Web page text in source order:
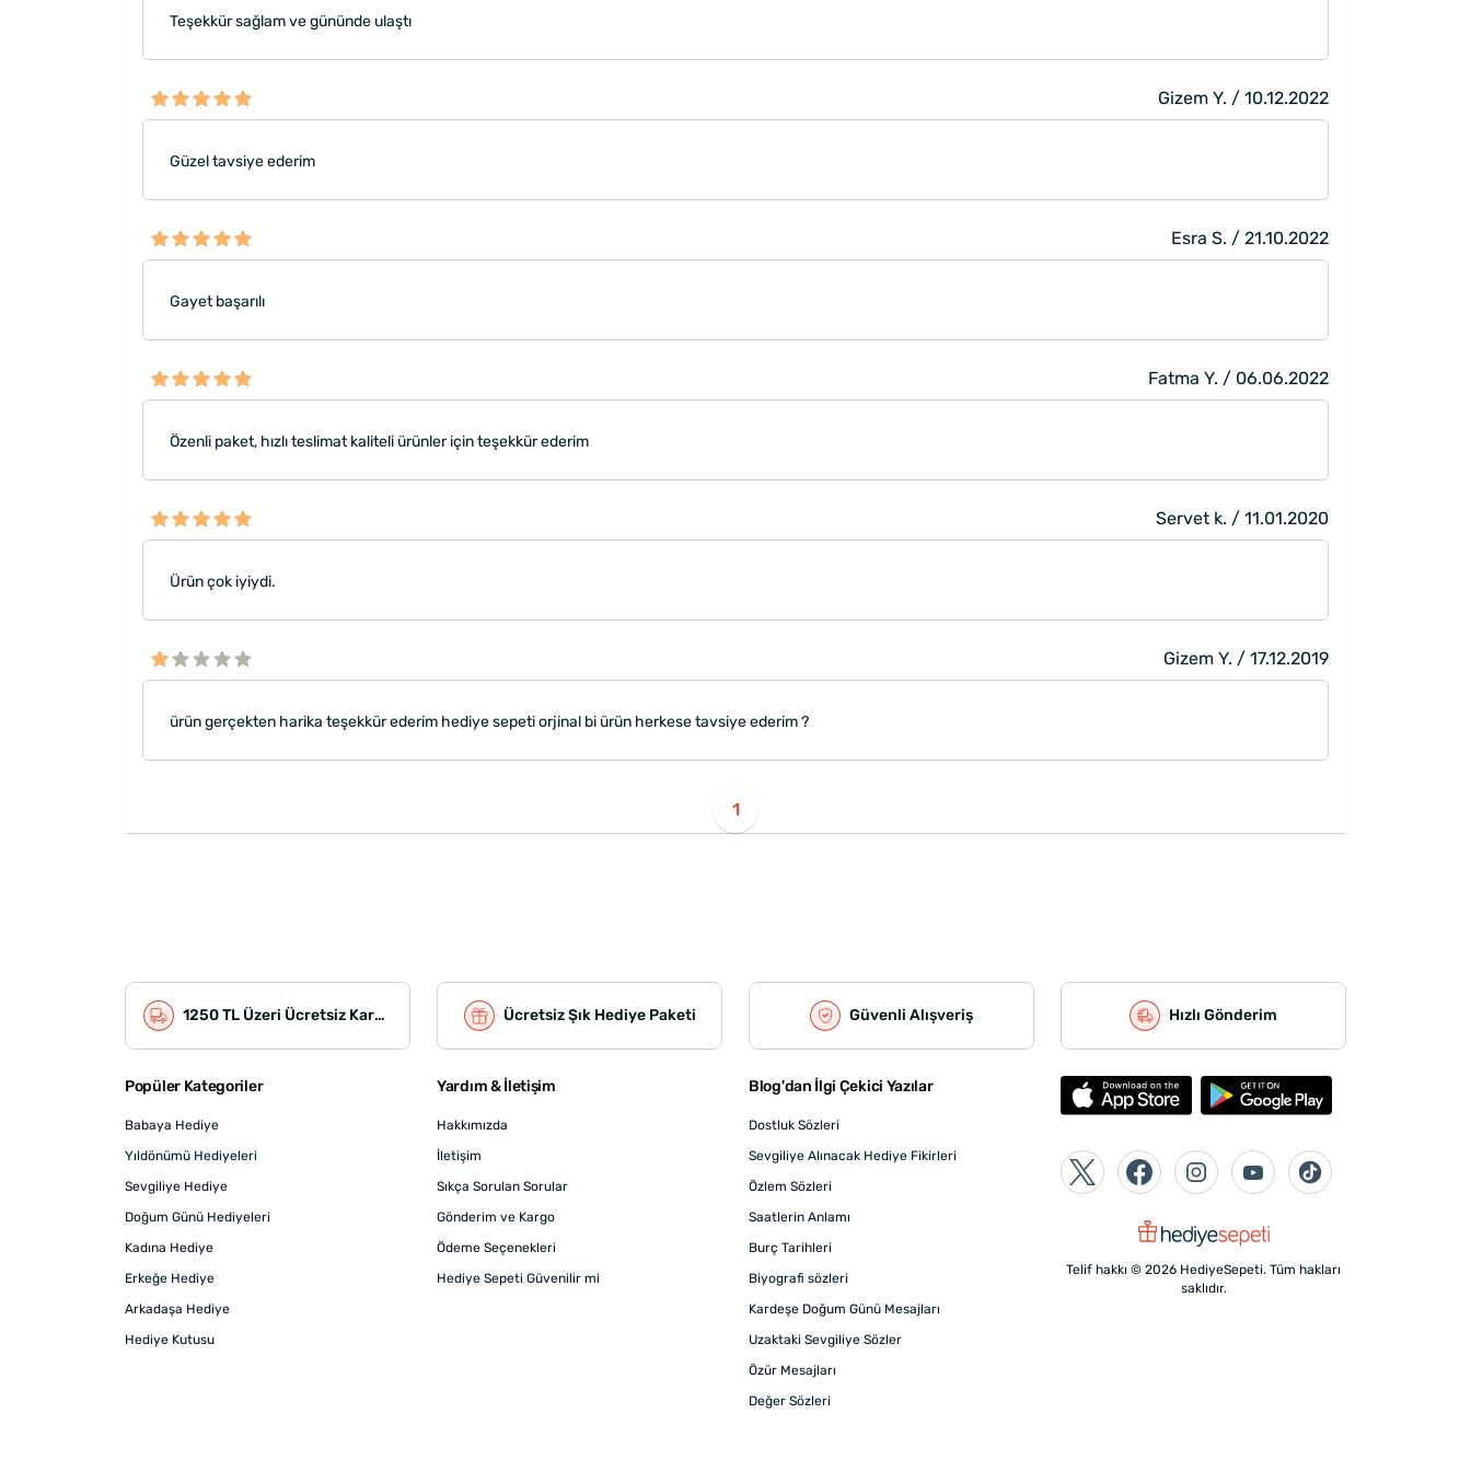
Teşekkür sağlam ve gününde ulaştı
Gizem Y. / 10.12.2022
Güzel tavsiye ederim
Esra S. / 21.10.2022
Gayet başarılı
Fatma Y. / 06.06.2022
Özenli paket, hızlı teslimat kaliteli ürünler için teşekkür ederim
Servet k. / 11.01.2020
Ürün çok iyiydi.
Gizem Y. / 17.12.2019
ürün gerçekten harika teşekkür ederim hediye sepeti orjinal bi ürün herkese tavsiye ederim ?
1
1250 TL Üzeri Ücretsiz Kargo Ücretsiz Şık Hediye Paketi Güvenli Alışveriş Hızlı Gönderim
Popüler Kategoriler
Babaya Hediye
Yıldönümü Hediyeleri
Sevgiliye Hediye
Doğum Günü Hediyeleri
Kadına Hediye
Erkeğe Hediye
Arkadaşa Hediye
Hediye Kutusu
Yardım & İletişim
Hakkımızda
İletişim
Sıkça Sorulan Sorular
Gönderim ve Kargo
Ödeme Seçenekleri
Hediye Sepeti Güvenilir mi
Blog'dan İlgi Çekici Yazılar
Dostluk Sözleri
Sevgiliye Alınacak Hediye Fikirleri
Özlem Sözleri
Saatlerin Anlamı
Burç Tarihleri
Biyografi sözleri
Kardeşe Doğum Günü Mesajları
Uzaktaki Sevgiliye Sözler
Özür Mesajları
Değer Sözleri
Telif hakkı © 2026 HediyeSepeti. Tüm hakları
saklıdır.